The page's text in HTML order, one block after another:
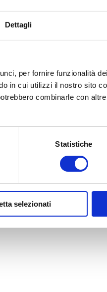
Dettagli
per fornire funzionalità
in cui utilizzi il nostro sito
combinarle con
Statistiche
selezionati
367